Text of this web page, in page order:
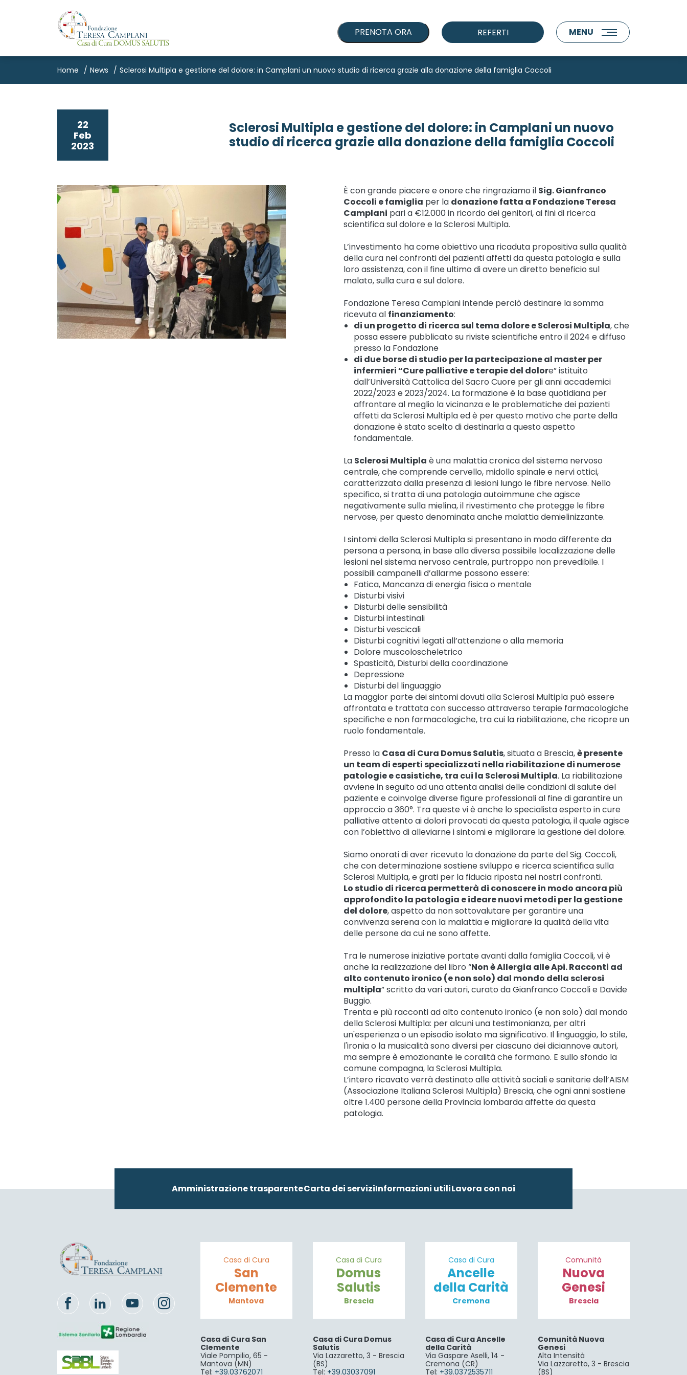
PRENOTA ORA REFERTI MENU
Home News Sclerosi Multipla e gestione del dolore: in Camplani un nuovo studio di ricerca grazie alla donazione della famiglia Coccoli
22
Feb
2023
Sclerosi Multipla e gestione del dolore: in Camplani un nuovo
studio di ricerca grazie alla donazione della famiglia Coccoli
È con grande piacere e onore che ringraziamo il Sig. Gianfranco
Coccoli e famiglia per la donazione fatta a Fondazione Teresa
Camplani pari a €12.000 in ricordo dei genitori, ai fini di ricerca
scientifica sul dolore e la Sclerosi Multipla.
L’investimento ha come obiettivo una ricaduta propositiva sulla qualità
della cura nei confronti dei pazienti affetti da questa patologia e sulla
loro assistenza, con il fine ultimo di avere un diretto beneficio sul
malato, sulla cura e sul dolore.
Fondazione Teresa Camplani intende perciò destinare la somma
ricevuta al finanziamento:
di un progetto di ricerca sul tema dolore e Sclerosi Multipla, che
possa essere pubblicato su riviste scientifiche entro il 2024 e diffuso
presso la Fondazione
di due borse di studio per la partecipazione al master per
infermieri “Cure palliative e terapie del dolore” istituito
dall’Università Cattolica del Sacro Cuore per gli anni accademici
2022/2023 e 2023/2024. La formazione è la base quotidiana per
affrontare al meglio la vicinanza e le problematiche dei pazienti
affetti da Sclerosi Multipla ed è per questo motivo che parte della
donazione è stato scelto di destinarla a questo aspetto
fondamentale.
La Sclerosi Multipla è una malattia cronica del sistema nervoso
centrale, che comprende cervello, midollo spinale e nervi ottici,
caratterizzata dalla presenza di lesioni lungo le fibre nervose. Nello
specifico, si tratta di una patologia autoimmune che agisce
negativamente sulla mielina, il rivestimento che protegge le fibre
nervose, per questo denominata anche malattia demielinizzante.
I sintomi della Sclerosi Multipla si presentano in modo differente da
persona a persona, in base alla diversa possibile localizzazione delle
lesioni nel sistema nervoso centrale, purtroppo non prevedibile. I
possibili campanelli d’allarme possono essere:
Fatica, Mancanza di energia fisica o mentale
Disturbi visivi
Disturbi delle sensibilità
Disturbi intestinali
Disturbi vescicali
Disturbi cognitivi legati all’attenzione o alla memoria
Dolore muscoloscheletrico
Spasticità, Disturbi della coordinazione
Depressione
Disturbi del linguaggio
La maggior parte dei sintomi dovuti alla Sclerosi Multipla può essere
affrontata e trattata con successo attraverso terapie farmacologiche
specifiche e non farmacologiche, tra cui la riabilitazione, che ricopre un
ruolo fondamentale.
Presso la Casa di Cura Domus Salutis, situata a Brescia,è presente
un team di esperti specializzati nella riabilitazione di numerose
patologie e casistiche, tra cui la Sclerosi Multipla. La riabilitazione
avviene in seguito ad una attenta analisi delle condizioni di salute del
paziente e coinvolge diverse figure professionali al fine di garantire un
approccio a 360°. Tra queste vi è anche lo specialista esperto in cure
palliative attento ai dolori provocati da questa patologia, il quale agisce
con l’obiettivo di alleviarne i sintomi e migliorare la gestione del dolore.
Siamo onorati di aver ricevuto la donazione da parte del Sig. Coccoli,
che con determinazione sostiene sviluppo e ricerca scientifica sulla
Sclerosi Multipla, e grati per la fiducia riposta nei nostri confronti.
Lo studio di ricerca permetterà di conoscere in modo ancora più
approfondito la patologia e ideare nuovi metodi per la gestione
del dolore, aspetto da non sottovalutare per garantire una
convivenza serena con la malattia e migliorare la qualità della vita
delle persone da cui ne sono affette.
Tra le numerose iniziative portate avanti dalla famiglia Coccoli, vi è
anche la realizzazione del libro “Non è Allergia alle Api. Racconti ad
alto contenuto ironico (e non solo) dal mondo della sclerosi
multipla” scritto da vari autori, curato da Gianfranco Coccoli e Davide
Buggio.
Trenta e più racconti ad alto contenuto ironico (e non solo) dal mondo
della Sclerosi Multipla: per alcuni una testimonianza, per altri
un'esperienza o un episodio isolato ma significativo. Il linguaggio, lo stile,
l'ironia o la musicalità sono diversi per ciascuno dei diciannove autori,
ma sempre è emozionante le coralità che formano. E sullo sfondo la
comune compagna, la Sclerosi Multipla.
L’intero ricavato verrà destinato alle attività sociali e sanitarie dell’AISM
(Associazione Italiana Sclerosi Multipla) Brescia, che ogni anni sostiene
oltre 1.400 persone della Provincia lombarda affette da questa
patologia.
Amministrazione trasparenteCarta dei serviziInformazioni utiliLavora con noi
Casa di Cura
San
Clemente
Mantova
Casa di Cura San
Clemente
Viale Pompilio, 65 -
Mantova (MN)
Tel: +39.03762071
Casa di Cura
Domus
Salutis
Brescia
Casa di Cura Domus
Salutis
Via Lazzaretto, 3 - Brescia
(BS)
Tel: +39.03037091
Casa di Cura
Ancelle
della Carità
Cremona
Casa di Cura Ancelle
della Carità
Via Gaspare Aselli, 14 -
Cremona (CR)
Tel: +39.0372535711
Comunità
Nuova
Genesi
Brescia
Comunità Nuova
Genesi
Alta Intensità
Via Lazzaretto, 3 - Brescia
(BS)